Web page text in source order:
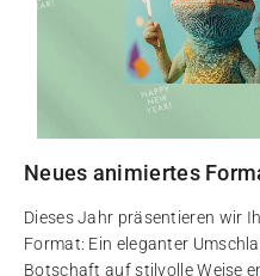
Neues animiertes
Dieses Jahr präsentieren wir
Format: Ein eleganter
Botschaft auf stilvolle Weise